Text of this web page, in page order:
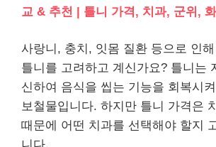
교 & 추천 | 틀니 가격, 치과, 군위, 화
사랑니, 충치, 잇몸 질환 등으로 인
틀니를 고려하고 계신가요? 틀니는
신하여 음식을 씹는 기능을 회복시
보철물입니다. 하지만 틀니 가격은
때문에 어떤 치과를 선택해야 할지